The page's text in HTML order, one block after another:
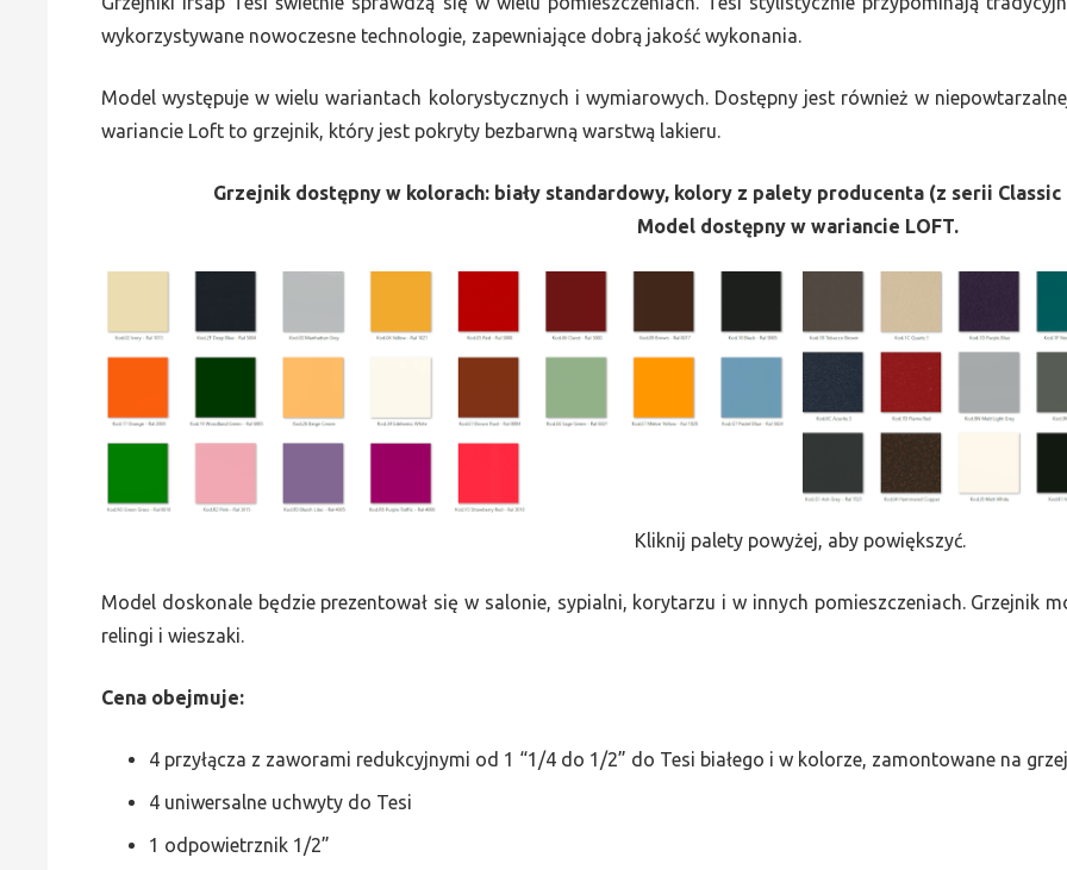
wykorzystywane nowoczesne technologie, zapewniające dobrą jakość wykonania.
Model występuje w wielu wariantach kolorystycznych i wymiarowych. Dostępny jest również w
wariancie Loft to grzejnik, który jest pokryty bezbarwną warstwą lakieru.
Grzejnik dostępny w kolorach: biały standardowy, kolory z palety producenta (z serii
Model dostępny w wariancie LOFT.
Kliknij palety powyżej, aby powiększyć.
Model doskonale będzie prezentował się w salonie, sypialni, korytarzu i w innych pomieszczeniach. Grzejnik
relingi i wieszaki.
Cena obejmuje:
4 przyłącza z zaworami redukcyjnymi od 1 “1/4 do 1/2” do Tesi białego i w kolorze, zamontowane na
4 uniwersalne uchwyty do Tesi
1 odpowietrznik 1/2”